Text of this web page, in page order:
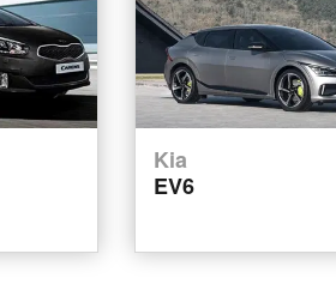
Kia
EV6